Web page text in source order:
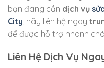
bạn đang cần dịch vụ
City, hãy liên hệ ngay
để được hỗ trợ nhanh
Liên Hệ Dịch Vụ